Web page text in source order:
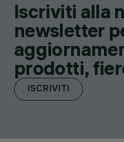
Iscriviti alla
newsletter
prodotti,
ISCRIVITI